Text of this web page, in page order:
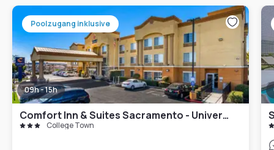
Poolzugang inklusive
09h - 15h
Comfort Inn & Suites Sacramento - University Area
College Town